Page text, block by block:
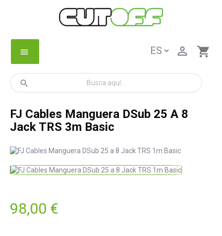
menu shopping_cart

search
FJ Cables Manguera DSub 25 A 8
Jack TRS 3m Basic
98,00 €